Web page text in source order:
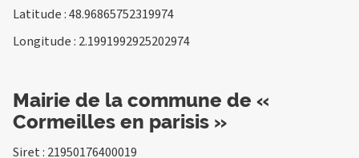
Latitude : 48.96865752319974
Longitude : 2.1991992925202974
Mairie de la commune de «
Cormeilles en parisis »
Siret : 21950176400019